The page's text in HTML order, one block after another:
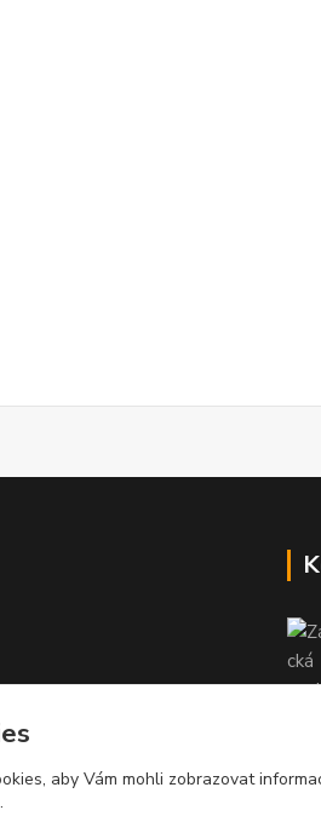
aby Vám mohli zobrazovat